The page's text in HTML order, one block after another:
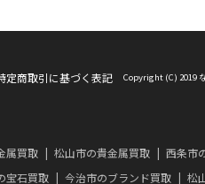
定商取引に基づく表記 Copyright (C) 2019
属買取 松山市の貴金属買取
西条市
宝石買取 今治市のブランド買取 松